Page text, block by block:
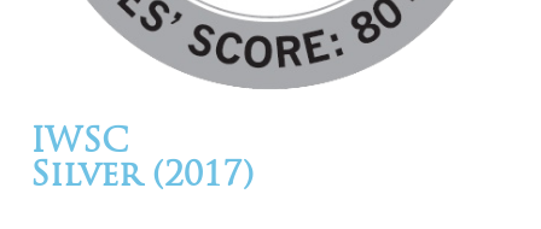
IWSC
Silver (2017)